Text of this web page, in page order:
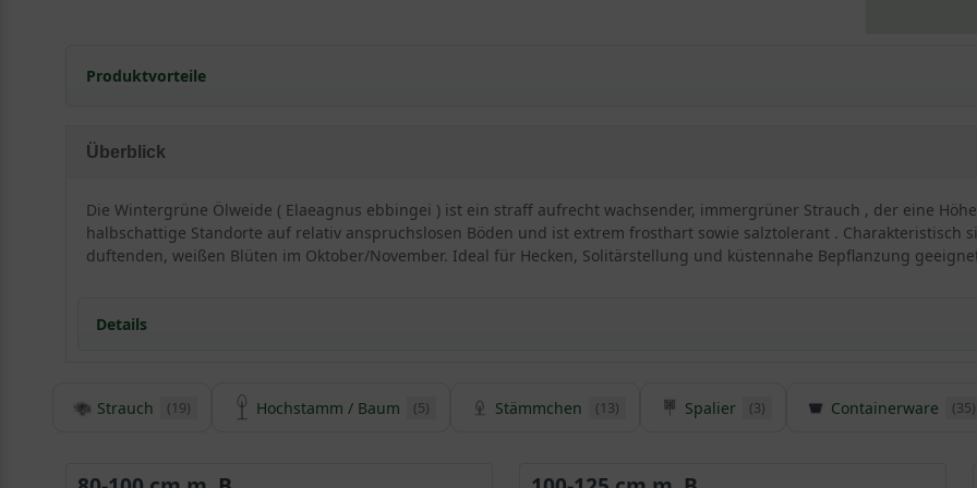
Produktvorteile
sehr langlebig und pflegeleicht
erstaunlich gut
sehr schnittverträglich
geringer Jahreszuwachs
Überblick
Die Wintergrüne Ölweide ( Elaeagnus ebbingei ) ist ein straff aufrecht wachsender, immergrüner Strauch , der eine
halbschattige Standorte auf relativ anspruchslosen Böden und ist extrem frosthart sowie salztolerant .
duftenden, weißen Blüten im Oktober/November. Ideal für Hecken, Solitärstellung und küstennahe Bepflanzung
Details
Detaillierte Informationen Wintergrüne Ölweide / Elaeagnus ebbingei
hervorragend, um als mittelhohe Heckenpflanze, die bis zu 3 m Wuchshöhe verzeichnet, verwendet zu werden. Die
Strauch (19) Hochstamm / Baum (5) Stämmchen (13) Spalier (3) Containerware (35)